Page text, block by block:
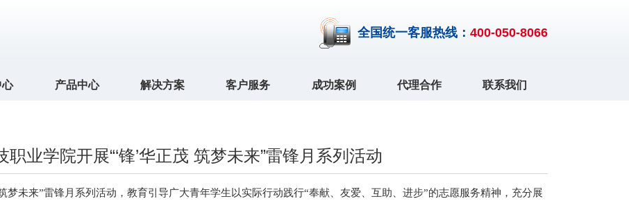
全国统一客服热线： 400-050-8066
心 产品中心 解决方案 客户服务 成功案例 代理合作 联系我们
职业学院开展“‘锋’华正茂 筑梦未来”雷锋月系列活动
梦未来”雷锋月系列活动，教育引导广大青年学生以实际行动践行“奉献、友爱、互助、进步”的志愿服务精神，充分展